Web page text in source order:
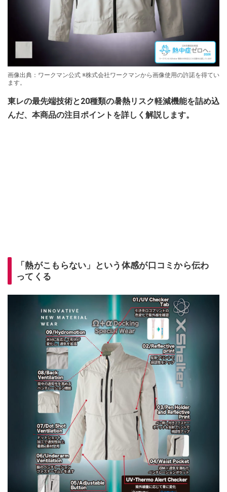
画像出典：ワークマン公式 ※株式会社ワークマンから画像使用の許諾を得てい
ます。
東レの最先端技術と20種類の暑熱リスク軽減機能を詰め込
んだ、本商品の注目ポイントを詳しく解説します。
「熱がこもらない」という体感が口コミから伝わ
ってくる